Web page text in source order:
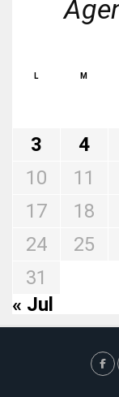
L M
3
4
10
11
17
18
24
25
31
« Jul